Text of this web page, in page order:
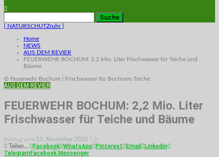
[ NATURSCHUTZruhr ]
Home
NEWS
AUS DEM REVIER
FEUERWEHR BOCHUM: 2,2 Mio. Liter Frischwasser für Teiche und
Bäume
© Feuerwehr Bochum | Frischwasser für Bochums Teiche
AUS DEM REVIER
FEUERWEHR BOCHUM: 2,2 Mio. Liter
Frischwasser für Teiche und Bäume
Beitrag vom 23. November 2020
0
Teilen...
Facebook WhatsApp Pinterest Email
Linkedin
TelegramFacebook Messenger